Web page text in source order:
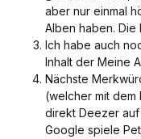
aber nur einmal
Alben haben. Die
Ich habe auch
Inhalt der Meine
Nächste
(welcher mit
direkt Deezer
Google spiele